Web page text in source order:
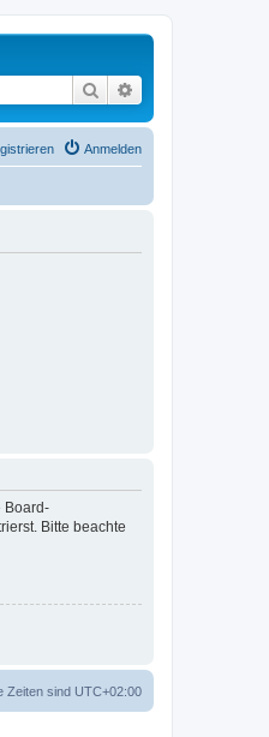
Suche
Anmelden
Board-
Bitte beachte
Zeiten sind UTC+02:00